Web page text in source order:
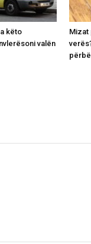
këto
valën
Mizat